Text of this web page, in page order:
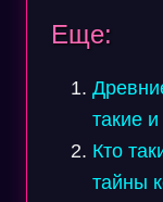
Еще:
такие
Кто
тайны